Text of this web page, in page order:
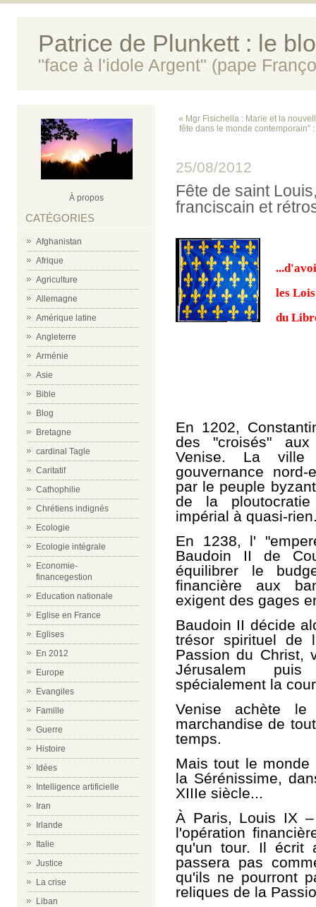
Patrice de Plunkett : le
"face à l'idole Argent" (pape
À propos
CATÉGORIES
Afghanistan
Afrique
Agriculture
Allemagne
Amérique latine
Angleterre
Arménie
Asie
Bible
Blog
Bretagne
cardinal Tagle
Caritatif
Cathophilie
Chrétiens indignés
Ecologie
Ecologie intégrale
Economie-
financegestion
Education nationale
Eglise en France
Eglises
En 2012
Europe
Evangiles
Famille
Guerre
Histoire
Idées
Intelligence artificielle
Iran
Irlande
Italie
Justice
La crise
Liban
« Mgr Fisichella : Marie et la
fête dans le monde contemporain"
25/08/2012
Fête de saint
franciscain et
les
du
En 1202,
des "croisés"
Venise. La ville
gouvernance
par le peuple
de la
impérial à quasi-
En 1238, l'
Baudoin II de
équilibrer le
financière aux
exigent des gages
Baudoin II décide
trésor spirituel de
Passion du Christ,
Jérusalem
spécialement la
Venise achète
marchandise de
temps.
Mais tout le
la Sérénissime,
XIIIe siècle...
À Paris, Louis IX
l'opération
qu'un tour. Il écrit
passera pas
qu'ils ne pourront
reliques de la